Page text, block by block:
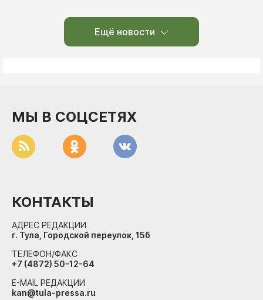
Ещё новости
МЫ В СОЦСЕТЯХ
КОНТАКТЫ
АДРЕС РЕДАКЦИИ
г. Тула, Городской переулок, 15б
ТЕЛЕФОН/ФАКС
+7 (4872) 50-12-64
E-MAIL РЕДАКЦИИ
kan@tula-pressa.ru